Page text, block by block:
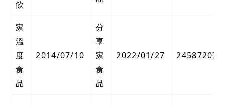
飲
家
溫
度
食
品
2014/07/10
分
享
家
食
品
2022/01/27 24587207